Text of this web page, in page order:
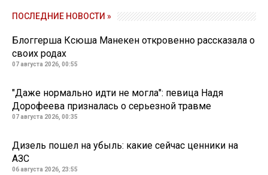
ПОСЛЕДНИЕ НОВОСТИ »
Блоггерша Ксюша Манекен откровенно рассказала о
своих родах
07 августа 2026, 00:55
"Даже нормально идти не могла": певица Надя
Дорофеева призналась о серьезной травме
07 августа 2026, 00:35
Дизель пошел на убыль: какие сейчас ценники на
АЗС
06 августа 2026, 23:55